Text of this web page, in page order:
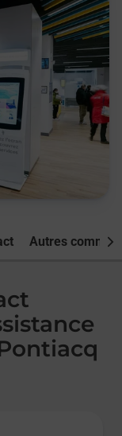
Autres